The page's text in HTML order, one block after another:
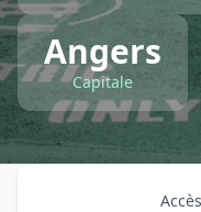
Angers
Capitale